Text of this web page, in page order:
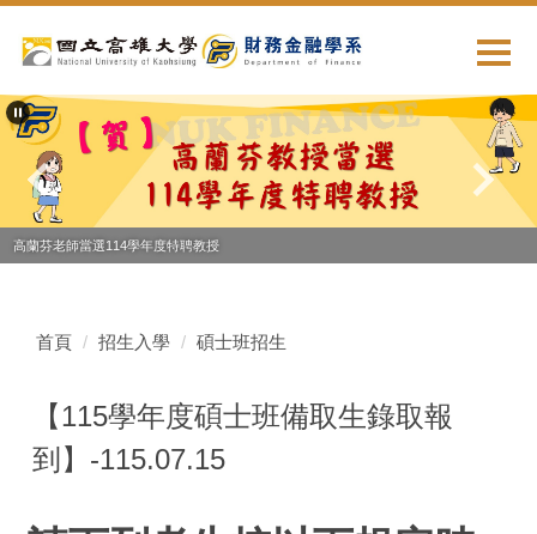
到
要
內
區
高蘭芬老師當選114學年度特聘教授
首頁 招生入學 碩士班招生
【115學年度碩士班備取生錄取報
到】-115.07.15